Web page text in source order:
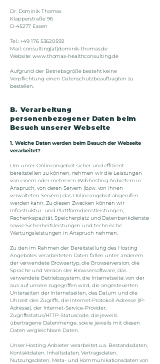
Dr. Dominik Thomas
Klapperstraße 96
D-45277 Essen
Tel.:+49 176 53620592
Mail: consulting{at}dominik-thomas.de
Website:www.thomas-healthconsulting.de
Aufgrund der Betriebsgröße besteht keine
Verpflichtung einen Datenschutzbeauftragten zu
bestellen.
B. Verarbeitung
personenbezogener Daten beim
Besuch unserer Webseite
1. Welche Daten werden beim Besuch der Webseite
verarbeitet?
Um unser Onlineangebot sicher und effizient
bereitstellen zu können, nehmen wir die Leistungen
von einem oder mehreren Webhosting-Anbietern in
Anspruch, von deren Servern (bzw. von ihnen
verwalteten Servern) das Onlineangebot abgerufen
werden kann. Zu diesen Zwecken können wir
Infrastruktur- und Plattformdienstleistungen,
Rechenkapazität, Speicherplatz und Datenbankdienste
sowie Sicherheitsleistungen und technische
Wartungsleistungen in Anspruch nehmen.
Zu den im Rahmen der Bereitstellung des Hosting
Angebotes verarbeiteten Daten fallen unter anderem
der verwendete Browsertyp, die Browserversion, die
Sprache und Version der Browsersoftware, das
verwendete Betriebssystem, die Internetseite, von der
aus auf unsere zugegriffen wird, die angesteuerten
Unterseiten der Internetseiten, das Datum und die
Uhrzeit des Zugriffs, die Internet-Protokoll-Adresse (IP-
Adresse), der Internet-Service-Provider,
Zugriffsstatus/HTTP-Statuscode, die jeweils
übertragene Datenmenge, sowie jeweils mit diesen
Daten vergleichbare Daten.
Unser Hosting Anbieter verarbeitet u.a. Bestandsdaten,
Kontaktdaten, Inhaltsdaten, Vertragsdaten,
Nutzungsdaten, Meta- und Kommunikationsdaten von